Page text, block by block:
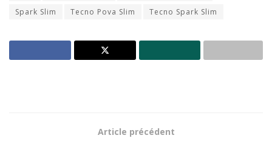
Spark Slim
Tecno Pova Slim Tecno Spark Slim
Article précédent